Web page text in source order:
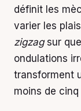
définit les
varier les
zigzagsur
ondulations
transforment
moins de